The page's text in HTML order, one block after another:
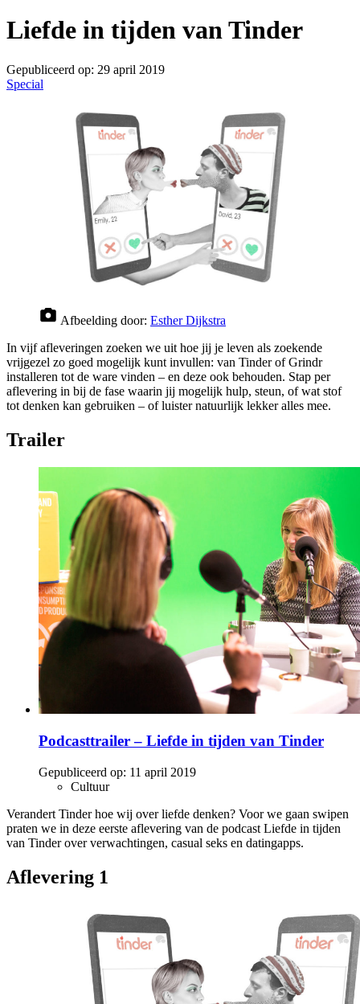
Liefde in tijden van Tinder
Gepubliceerd op: 29 april 2019
Special
Afbeelding door: Esther Dijkstra
In vijf afleveringen zoeken we uit hoe jij je leven als zoekende
vrijgezel zo goed mogelijk kunt invullen: van Tinder of Grindr
installeren tot de ware vinden – en deze ook behouden. Stap per
aflevering in bij de fase waarin jij mogelijk hulp, steun, of wat stof
tot denken kan gebruiken – of luister natuurlijk lekker alles mee.
Trailer
Podcasttrailer – Liefde in tijden van Tinder
Gepubliceerd op: 11 april 2019
Cultuur
Verandert Tinder hoe wij over liefde denken? Voor we gaan swipen
praten we in deze eerste aflevering van de podcast Liefde in tijden
van Tinder over verwachtingen, casual seks en datingapps.
Aflevering 1